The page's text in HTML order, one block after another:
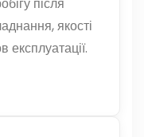
якості